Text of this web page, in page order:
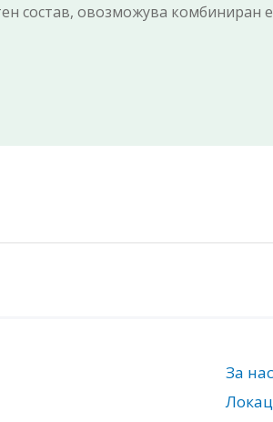
состав, овозможува комбиниран
За нас